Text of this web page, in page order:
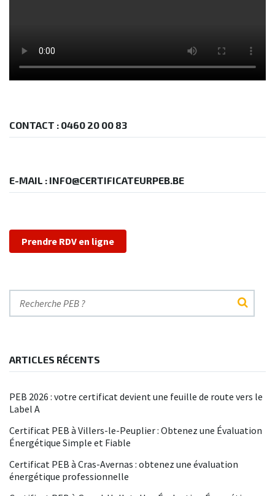
CONTACT : 0460 20 00 83
E-MAIL : INFO@CERTIFICATEURPEB.BE
Prendre RDV en ligne
ARTICLES RÉCENTS
PEB 2026 : votre certificat devient une feuille de route vers le
Label A
Certificat PEB à Villers-le-Peuplier : Obtenez une Évaluation
Énergétique Simple et Fiable
Certificat PEB à Cras-Avernas : obtenez une évaluation
énergétique professionnelle